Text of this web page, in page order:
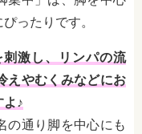
ったりです。
激し、リンパの流
えやむくみなどにお
♪
の通り脚を中心にも